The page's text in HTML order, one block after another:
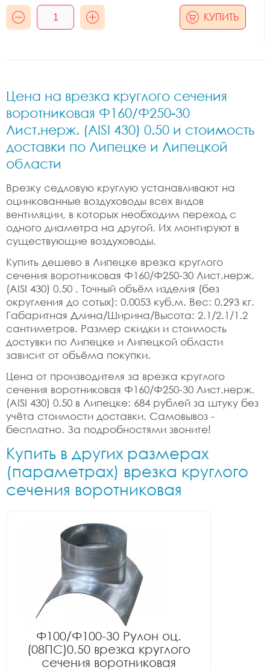
КУПИТЬ
Цена на врезка круглого сечения
воротниковая Ф160/Ф250-30
Лист.нерж. (AISI 430) 0.50 и стоимость
доставки по Липецке и Липецкой
области
Врезку седловую круглую устанавливают на
оцинкованные воздуховоды всех видов
вентиляции, в которых необходим переход с
одного диаметра на другой. Их монтируют в
существующие воздуховоды.
Купить дешево в Липецке врезка круглого
сечения воротниковая Ф160/Ф250-30 Лист.нерж.
(AISI 430) 0.50 . Точный объём изделия (без
округления до сотых): 0.0053 куб.м. Вес: 0.293 кг.
Габаритная Длина/Ширина/Высота: 2.1/2.1/1.2
сантиметров. Размер скидки и стоимость
достувки по Липецке и Липецкой области
зависит от объёма покупки.
Цена от производителя за врезка круглого
сечения воротниковая Ф160/Ф250-30 Лист.нерж.
(AISI 430) 0.50 в Липецке: 684 рублей за штуку без
учёта стоимости доставки. Самовывоз -
бесплатно. За подробностями звоните!
Купить в других размерах
(параметрах) врезка круглого
сечения воротниковая
Ф100/Ф100-30 Рулон оц.
(08ПС)0.50 врезка круглого
сечения воротниковая